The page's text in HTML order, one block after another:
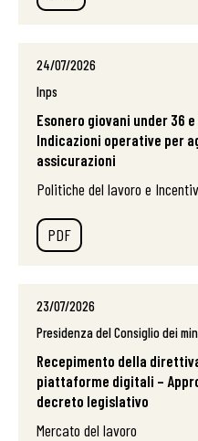
24/07/2026
Inps
Esonero giovani under 36
Indicazioni operative per
assicurazioni
Politiche del lavoro e
PDF
23/07/2026
Presidenza del Consiglio dei
Recepimento della
piattaforme digitali –
decreto legislativo
Mercato del lavoro